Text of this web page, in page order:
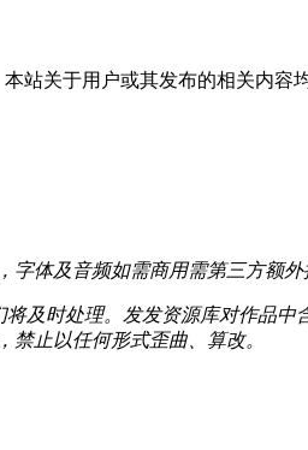
站关于用户或其发布的相关内容
体及音频如需商用需第三方额外
及时处理。发发资源库对作品中
止以任何形式歪曲、算改。